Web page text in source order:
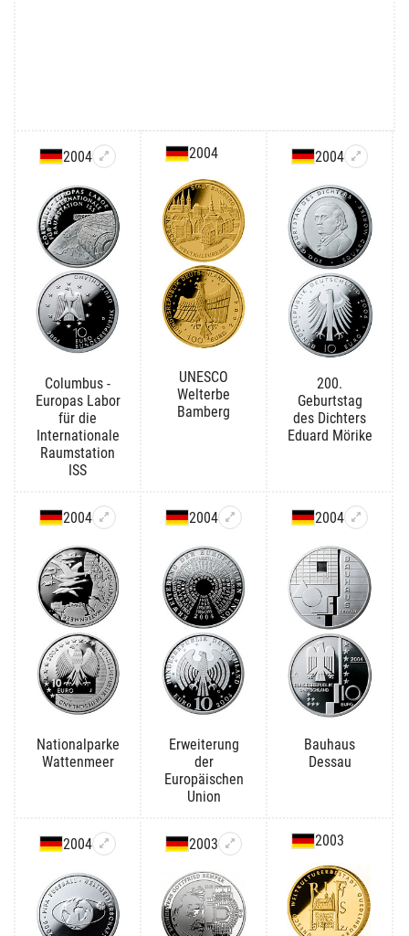
2004
Columbus -
Europas Labor
für die
Internationale
Raumstation
ISS
2004
UNESCO
Welterbe
Bamberg
2004
200.
Geburtstag
des Dichters
Eduard Mörike
2004
Nationalparke
Wattenmeer
2004
Erweiterung
der
Europäischen
Union
2004
Bauhaus
Dessau
2004 2003 2003